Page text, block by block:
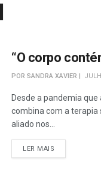
“O corpo
POR SANDRA XAVIER
Desde a pandemia
combina com a terapia
aliado nos...
LER MAIS